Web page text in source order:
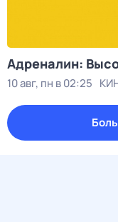
Адреналин:
10 авг, пн в 02:25